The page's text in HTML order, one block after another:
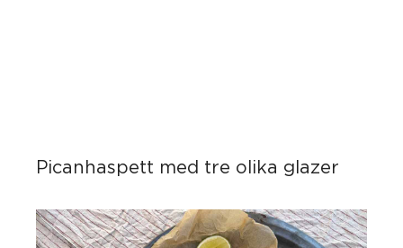
Picanhaspett med tre olika glazer